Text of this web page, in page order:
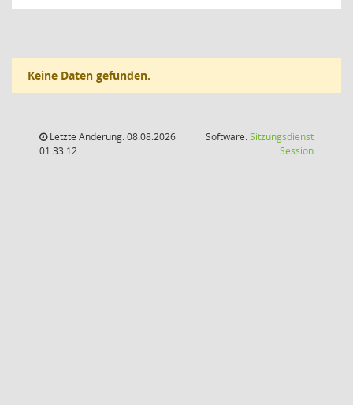
Keine Daten gefunden.
Letzte Änderung: 08.08.2026
01:33:12
Software:Sitzungsdienst
Session(Wird in